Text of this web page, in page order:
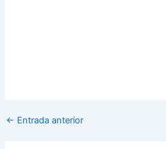
← Entrada anterior